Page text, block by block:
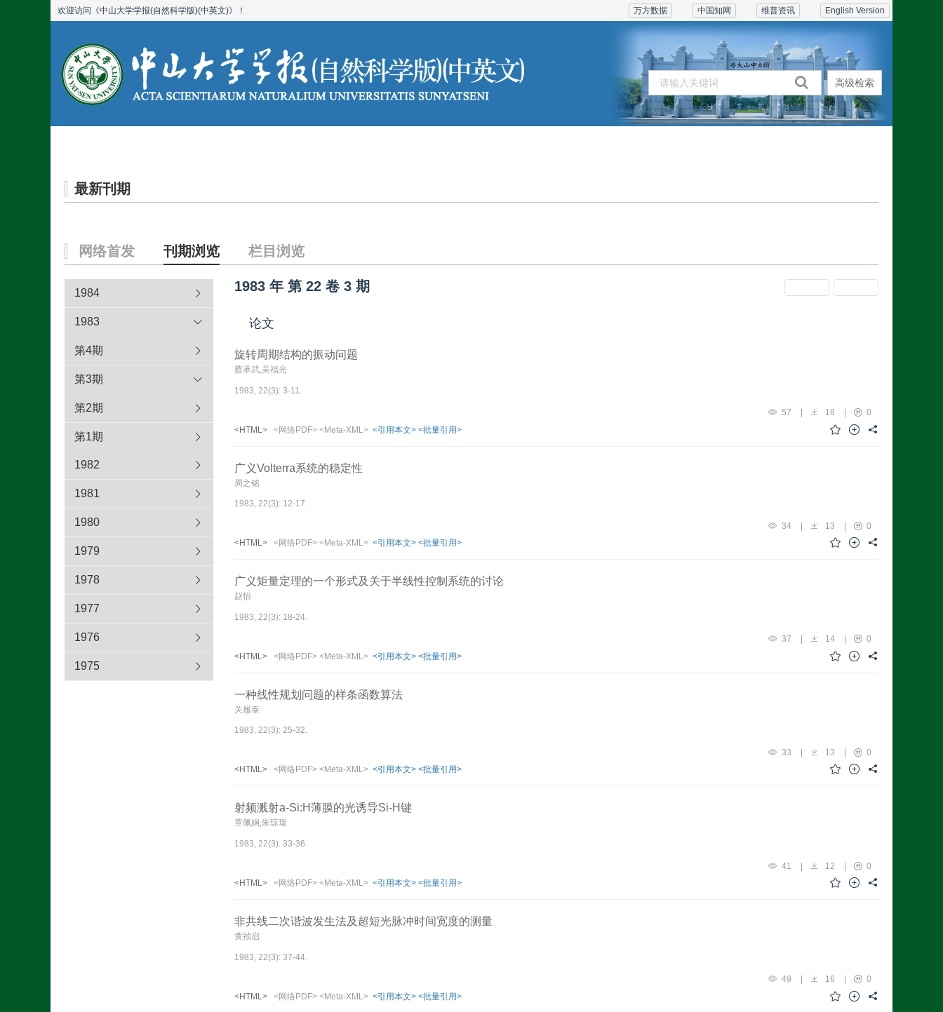
欢迎访问《中山大学学报(自然科学版)(中英文)》！ English Version
维普资讯
中国知网
万方数据
高级检索
最新刊期
网络首发 刊期浏览 栏目浏览
1984
1983
第4期
第3期
第2期
第1期
1982
1981
1980
1979
1978
1977
1976
1975
1983 年 第 22 卷 3 期
论文
旋转周期结构的振动问题
蔡承武,吴福光
1983, 22(3): 3-11.
57 18
0
<HTML>
<网络PDF> <Meta-XML> <引用本文> <批量引用>
广义Volterra系统的稳定性
周之铭
1983, 22(3): 12-17.
34 | 13 |
0
<HTML>
<网络PDF> <Meta-XML> <引用本文> <批量引用>
广义矩量定理的一个形式及关于半线性控制系统的讨论
赵怡
1983, 22(3): 18-24.
37 14
0
<HTML>
<网络PDF> <Meta-XML> <引用本文> <批量引用>
一种线性规划问题的样条函数算法
关履泰
1983, 22(3): 25-32.
33 13
0
<HTML>
<网络PDF> <Meta-XML> <引用本文> <批量引用>
射频溅射a-Si:H薄膜的光诱导Si-H键
章佩娴,朱琼瑞
1983, 22(3): 33-36.
41 | 12 |
0
<HTML>
<网络PDF> <Meta-XML> <引用本文> <批量引用>
非共线二次谐波发生法及超短光脉冲时间宽度的测量
黄祯启
1983, 22(3): 37-44.
49 16
0
<HTML>
<网络PDF> <Meta-XML> <引用本文> <批量引用>